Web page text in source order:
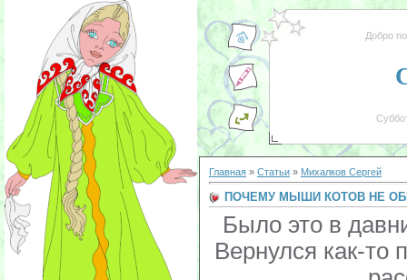
Добро
Главная » Статьи » Михалков Сергей
ПОЧЕМУ МЫШИ КОТОВ НЕ
Было это в
Вернулся как-